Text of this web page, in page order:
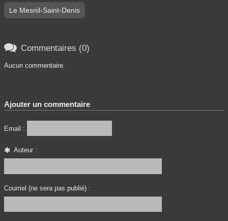
Le Mesnil-Saint-Denis
 Commentaires (0)
Aucun commentaire.
Ajouter un commentaire
Email :
Auteur :
Courriel (ne sera pas publié) :